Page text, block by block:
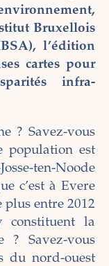
Bruxellois
l’édition
cartes pour
infra-
? Savez-vous
population est
ten-Noode
c’est à Evere
entre 2012
la
? Savez-vous
du nord-ouest